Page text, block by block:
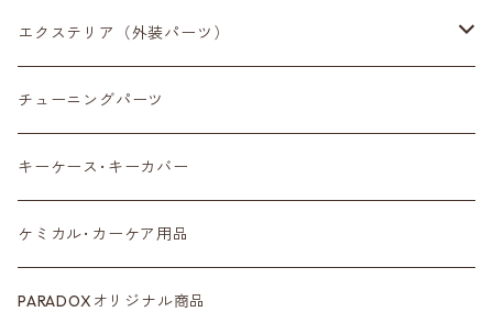
収納小物
スマートフォン
センターディスプレイ
ルームミラー
カラーシートベルト
エクステリア（外装パーツ）
サイドミラー
アンテナ
タイヤ
ホイール
チューニングパーツ
キーケース･キーカバー
ケミカル･カーケア用品
PARADOXオリジナル商品